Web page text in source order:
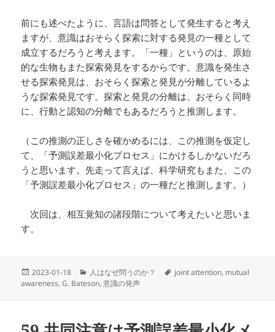
前にも述べたように、言語は問答として発生すると考え
ますが、意識はおそらく探索に対する発見の一種として
成立するだろうと考えます。「一種」というのは、原始
的な生物もまた探索発見をするからです。意識を発生さ
せる探索発見は、おそらく探索と発見が分離しているよ
うな探索発見です。探索と発見の分離は、おそらく同時
に、行動と認知の分離でもあるだろうと推測します。
（この推測の正しさを確かめるには、この推測を仮定し
て、「予測誤差最小化プロセス」にかけるしかないだろ
うと思います。先走って言えば、科学研究もまた、この
「予測誤差最小化プロセス」の一種だと推測します。）
次回は、相互覚知の諸段階について考えたいと思いま
す。
投
稿
2023-01-18
カ
テ
人はなぜ問うのか？
タ
joint attention, mutual
awareness,G. Bateson,意識の発声